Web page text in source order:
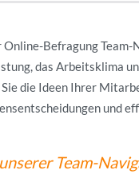
Befragung
das Arbeitsklima
die Ideen Ihrer
und
Team-